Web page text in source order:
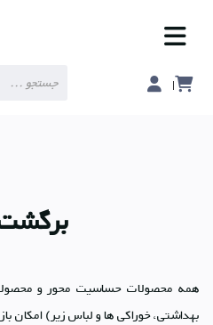
search
برگشت
همه محصولات حساسیت محور و
بهداشتی، خوراکی ها و لباس زیر) امکان